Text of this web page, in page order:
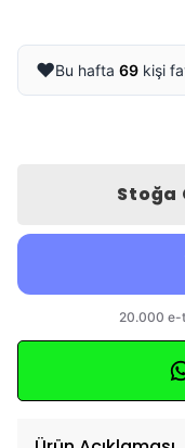
❤️Bu hafta 69 kişi
Stoğa